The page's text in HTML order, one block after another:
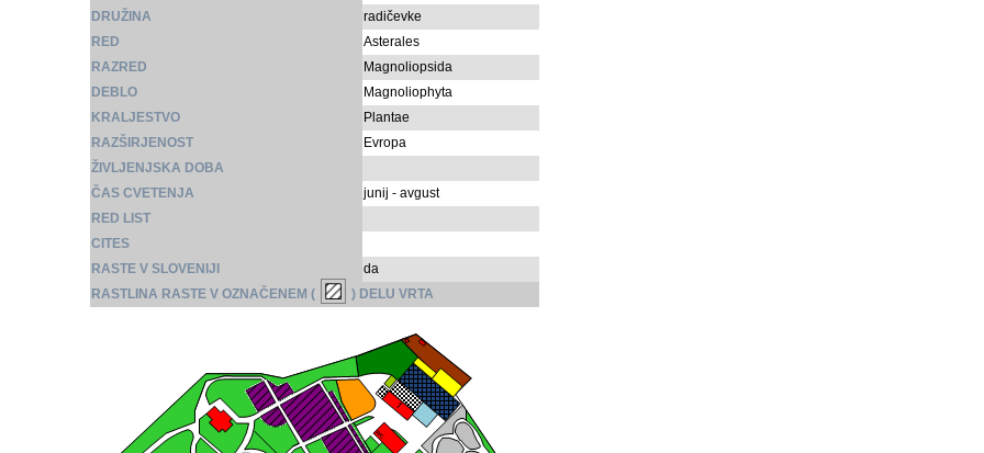
DRUŽINA
radičevke
RED
Asterales
RAZRED
Magnoliopsida
DEBLO
Magnoliophyta
KRALJESTVO
Plantae
RAZŠIRJENOST
Evropa
ŽIVLJENJSKA DOBA
ČAS CVETENJA
junij - avgust
RED LIST
CITES
RASTE V SLOVENIJI
da
RASTLINA RASTE V OZNAČENEM (
) DELU VRTA